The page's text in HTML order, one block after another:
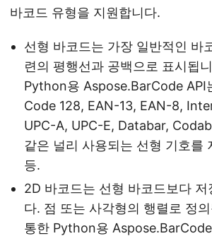
바코드 유형을 지원합니다.
선형 바코드는 가장 일반적인 바
련의 평행선과 공백으로 표시됩
Python용 Aspose.BarCode API
Code 128, EAN-13, EAN-8,
UPC-A, UPC-E, Databar,
같은 널리 사용되는 선형 기호를
등.
2D 바코드는 선형 바코드보다 저
다. 점 또는 사각형의 행렬로 정
통한 Python용